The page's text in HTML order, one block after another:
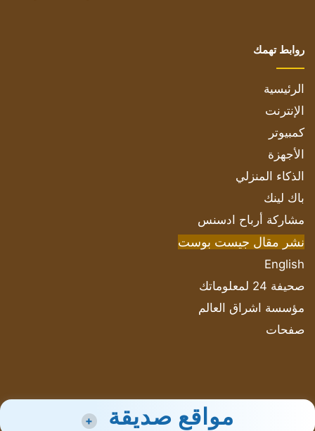
روابط تهمك
الرئيسية
الإنترنت
كمبيوتر
الأجهزة
الذكاء المنزلي
باك لينك
مشاركة أرباح ادسنس
نشر مقال جيست بوست
English
صحيفة 24 لمعلوماتك
مؤسسة اشراق العالم
صفحات
مواقع صديقة +